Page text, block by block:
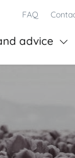
FAQ
advice